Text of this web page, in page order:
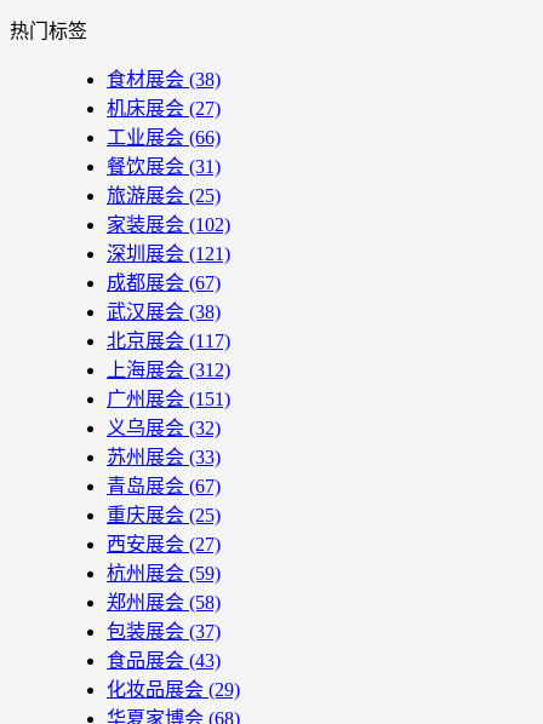
热门标签
食材展会 (38)
机床展会 (27)
工业展会 (66)
餐饮展会 (31)
旅游展会 (25)
家装展会 (102)
深圳展会 (121)
成都展会 (67)
武汉展会 (38)
北京展会 (117)
上海展会 (312)
广州展会 (151)
义乌展会 (32)
苏州展会 (33)
青岛展会 (67)
重庆展会 (25)
西安展会 (27)
杭州展会 (59)
郑州展会 (58)
包装展会 (37)
食品展会 (43)
化妆品展会 (29)
华夏家博会 (68)